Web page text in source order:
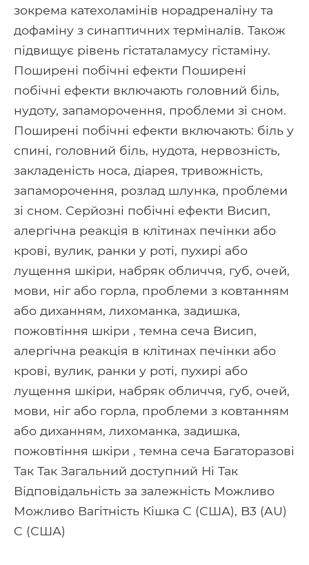
зокрема катехоламінів норадреналіну та
дофаміну з синаптичних терміналів. Також
підвищує рівень гістаталамусу гістаміну.
Поширені побічні ефекти Поширені
побічні ефекти включають головний біль,
нудоту, запаморочення, проблеми зі сном.
Поширені побічні ефекти включають: біль у
спині, головний біль, нудота, нервозність,
закладеність носа, діарея, тривожність,
запаморочення, розлад шлунка, проблеми
зі сном. Серйозні побічні ефекти Висип,
алергічна реакція в клітинах печінки або
крові, вулик, ранки у роті, пухирі або
лущення шкіри, набряк обличчя, губ, очей,
мови, ніг або горла, проблеми з ковтанням
або диханням, лихоманка, задишка,
пожовтіння шкіри , темна сеча Висип,
алергічна реакція в клітинах печінки або
крові, вулик, ранки у роті, пухирі або
лущення шкіри, набряк обличчя, губ, очей,
мови, ніг або горла, проблеми з ковтанням
або диханням, лихоманка, задишка,
пожовтіння шкіри , темна сеча Багаторазові
Так Так Загальний доступний Ні Так
Відповідальність за залежність Можливо
Можливо Вагітність Кішка C (США), B3 (AU)
C (США)